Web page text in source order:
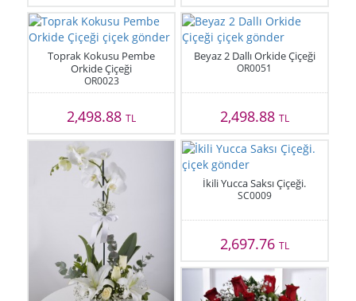
Toprak Kokusu Pembe
Orkide Çiçeği
OR0023
2,498.88TL
Beyaz 2 Dallı Orkide Çiçeği
OR0051
2,498.88 TL
İkili Yucca Saksı Çiçeği.
SC0009
2,697.76 TL